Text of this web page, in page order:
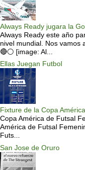
Always Ready jugara la
Always Ready este año
nivel mundial. Nos vamos
🔴⚪️ [image: Al...
Ellas Juegan Futbol
Fixture de la Copa
Copa América de Futsal
América de Futsal
Futs...
San Jose de Oruro